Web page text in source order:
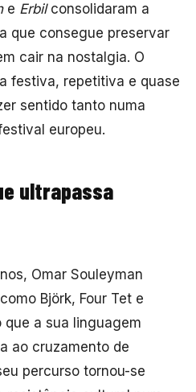
e Erbilconsolidaram a
que consegue preservar
cair na nostalgia. O
festiva, repetitiva e quase
sentido tanto numa
europeu.
ultrapassa
Omar Souleyman
Björk, Four Tet e
que a sua linguagem
ao cruzamento de
percurso tornou-se